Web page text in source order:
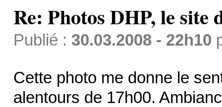
Re: Photos DHP, le site
Publié : 30.03.2008 - 22h10
Cette photo me donne le
alentours de 17h00.